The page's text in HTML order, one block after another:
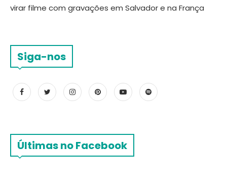
virar filme com gravações em Salvador e na França
Siga-nos
Últimas no Facebook